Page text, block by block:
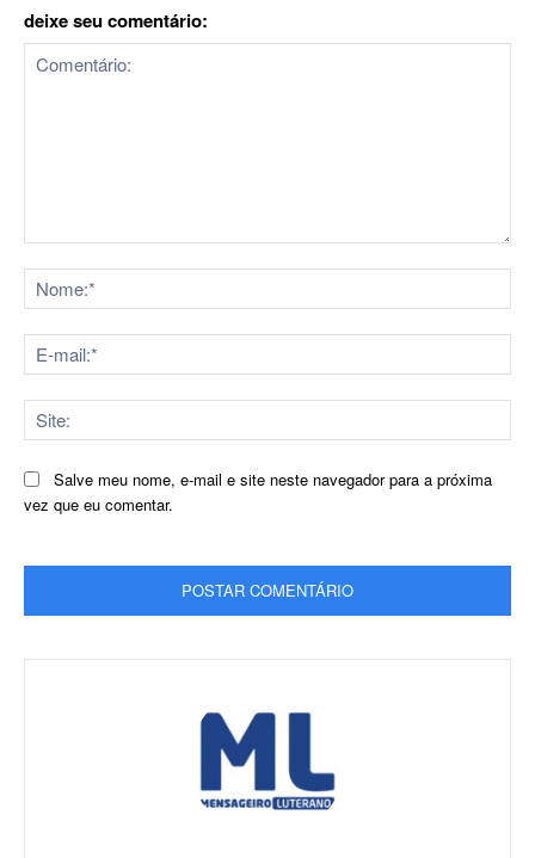
deixe seu comentário:
Salve meu nome, e-mail e site neste navegador para a próxima
vez que eu comentar.